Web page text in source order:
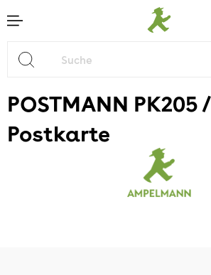
springen
POSTMANN PK205 /
Postkarte